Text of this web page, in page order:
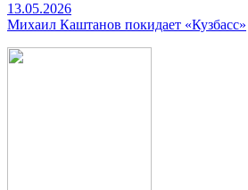
13.05.2026
Михаил Каштанов покидает «Кузбасс»